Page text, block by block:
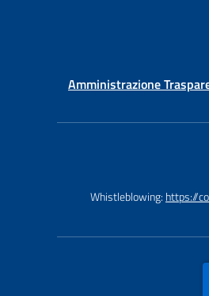
Amministrazione
Whistleblowing: https://